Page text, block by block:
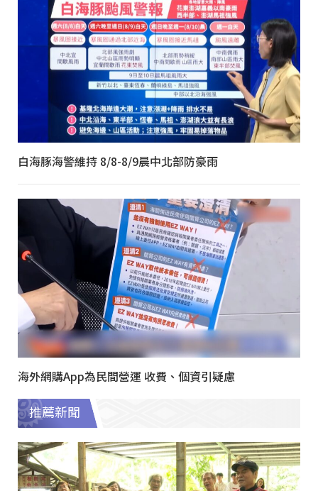
白海豚海警維持 8/8-8/9晨中北部防豪雨
海外網購App為民間營運 收費、個資引疑慮
推薦新聞